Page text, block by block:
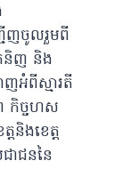
ើញចូលរួមពី
និញ និង
ញអំពីស្មារតី
កិច្ចហស
តនិងខេត្ត
ាជននៃ